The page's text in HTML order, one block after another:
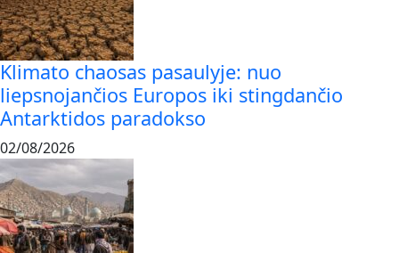
Klimato chaosas pasaulyje: nuo
liepsnojančios Europos iki stingdančio
Antarktidos paradokso
02/08/2026